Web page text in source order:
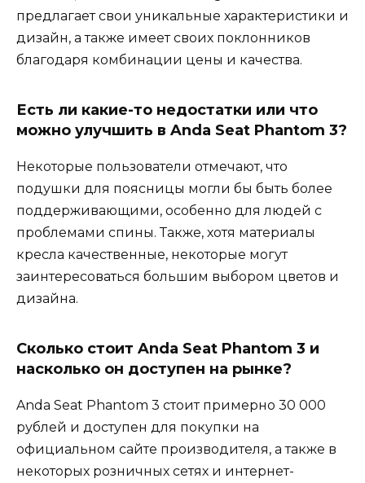
предлагает свои уникальные характеристики и
дизайн, а также имеет своих поклонников
благодаря комбинации цены и качества.
Есть ли какие-то недостатки или что
можно улучшить в Anda Seat Phantom 3?
Некоторые пользователи отмечают, что
подушки для поясницы могли бы быть более
поддерживающими, особенно для людей с
проблемами спины. Также, хотя материалы
кресла качественные, некоторые могут
заинтересоваться большим выбором цветов и
дизайна.
Сколько стоит Anda Seat Phantom 3 и
насколько он доступен на рынке?
Anda Seat Phantom 3 стоит примерно 30 000
рублей и доступен для покупки на
официальном сайте производителя, а также в
некоторых розничных сетях и интернет-